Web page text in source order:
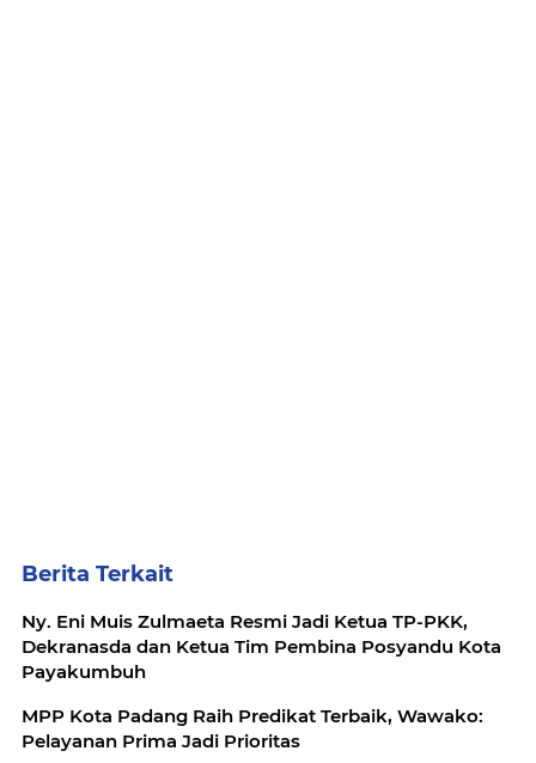
Berita Terkait
Ny. Eni Muis Zulmaeta Resmi Jadi Ketua TP-PKK,
Dekranasda dan Ketua Tim Pembina Posyandu Kota
Payakumbuh
MPP Kota Padang Raih Predikat Terbaik, Wawako:
Pelayanan Prima Jadi Prioritas